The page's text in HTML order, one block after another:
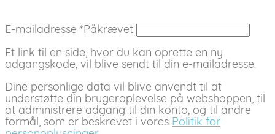
E-mailadresse *Påkrævet
Et link til en side, hvor du kan oprette en ny
adgangskode, vil blive sendt til din e-mailadresse.
Dine personlige data vil blive anvendt til at
understøtte din brugeroplevelse på webshoppen, til
at administrere adgang til din konto, og til andre
formål, som er beskrevet i vores Politik for